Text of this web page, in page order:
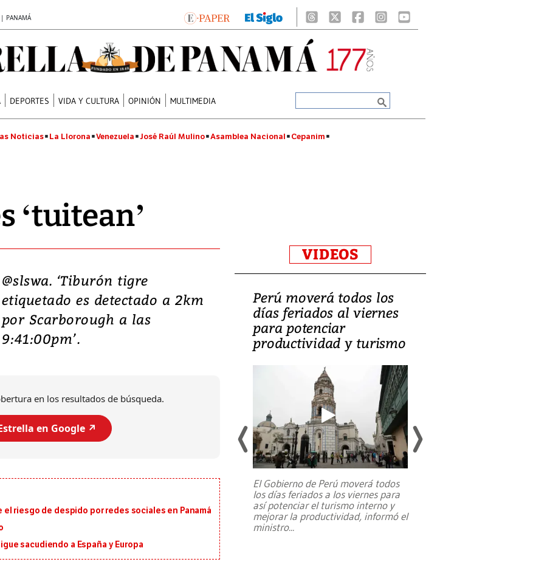
PANAMÁ
DEPORTES VIDA Y CULTURA OPINIÓN MULTIMEDIA
Noticias La Llorona Venezuela José Raúl Mulino Asamblea Nacional Cepanim
‘tuitean’
@slswa. ‘Tiburón tigre
etiquetado es detectado a 2km
por Scarborough a las
9:41:00pm’.
en los resultados de búsqueda.
en Google ↗️
riesgo de despido por redes sociales en Panamá
sacudiendo a España y Europa
VIDEOS
Video: Lula lanza su
candidatura con
promesas de inversión
en defensa, educación y
referencias hacia sus adversarios, el
candidatura...
Perú moverá todos los
días feriados al viernes
para potenciar
productividad y turismo
El Gobierno de Perú moverá todos
los días feriados a los viernes para
así potenciar el turismo interno y
mejorar la productividad, informó el
ministro...